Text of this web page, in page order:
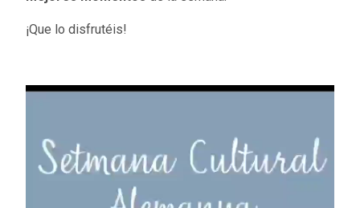
¡Que lo disfrutéis!
Reproductor